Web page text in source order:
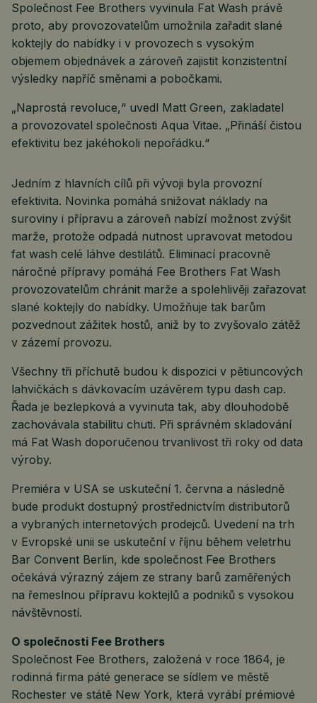
Společnost Fee Brothers vyvinula Fat Wash právě
proto, aby provozovatelům umožnila zařadit slané
koktejly do nabídky i v provozech s vysokým
objemem objednávek a zároveň zajistit konzistentní
výsledky napříč směnami a pobočkami.
„Naprostá revoluce,“ uvedl Matt Green, zakladatel
a provozovatel společnosti Aqua Vitae. „Přináší čistou
efektivitu bez jakéhokoli nepořádku.“
Jedním z hlavních cílů při vývoji byla provozní
efektivita. Novinka pomáhá snižovat náklady na
suroviny i přípravu a zároveň nabízí možnost zvýšit
marže, protože odpadá nutnost upravovat metodou
fat wash celé láhve destilátů. Eliminací pracovně
náročné přípravy pomáhá Fee Brothers Fat Wash
provozovatelům chránit marže a spolehlivěji zařazovat
slané koktejly do nabídky. Umožňuje tak barům
pozvednout zážitek hostů, aniž by to zvyšovalo zátěž
v zázemí provozu.
Všechny tři příchutě budou k dispozici v pětiuncových
lahvičkách s dávkovacím uzávěrem typu dash cap.
Řada je bezlepková a vyvinuta tak, aby dlouhodobě
zachovávala stabilitu chuti. Při správném skladování
má Fat Wash doporučenou trvanlivost tři roky od data
výroby.
Premiéra v USA se uskuteční 1. června a následně
bude produkt dostupný prostřednictvím distributorů
a vybraných internetových prodejců. Uvedení na trh
v Evropské unii se uskuteční v říjnu během veletrhu
Bar Convent Berlin, kde společnost Fee Brothers
očekává výrazný zájem ze strany barů zaměřených
na řemeslnou přípravu koktejlů a podniků s vysokou
návštěvností.
O společnosti Fee Brothers
Společnost Fee Brothers, založená v roce 1864, je
rodinná firma páté generace se sídlem ve městě
Rochester ve státě New York, která vyrábí prémiové